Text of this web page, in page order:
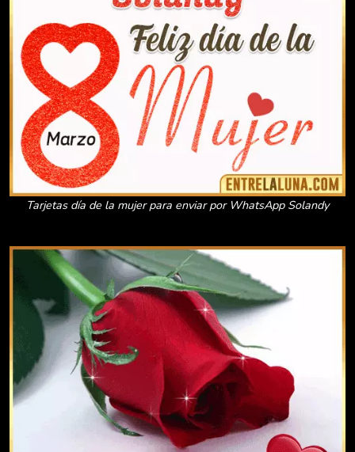
Tarjetas día de la mujer para enviar por WhatsApp Solandy